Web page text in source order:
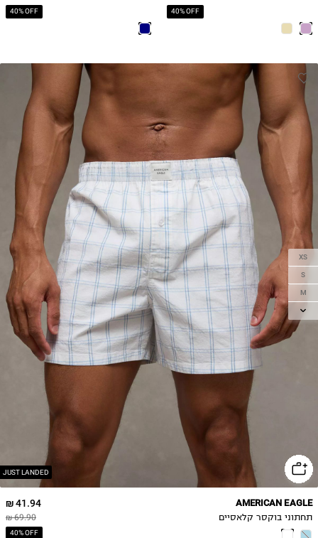
40% OFF
40% OFF
JUST LANDED
XS
S
M
L
41.94 ₪
69.90 ₪
40% OFF
AMERICAN EAGLE
תחתוני בוקסר קלאסיים